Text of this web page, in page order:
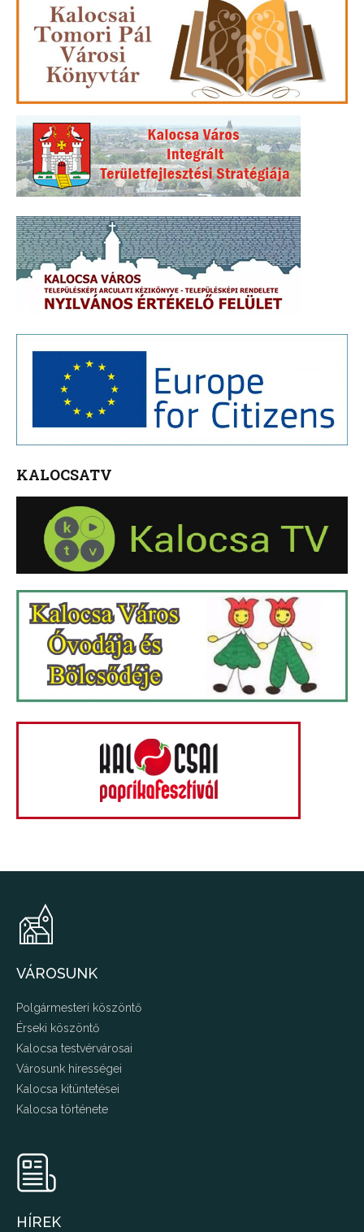
KALOCSATV
VÁROSUNK
Polgármesteri köszöntő
Érseki köszöntő
Kalocsa testvérvárosai
Városunk hírességei
Kalocsa kitüntetései
Kalocsa története
HÍREK